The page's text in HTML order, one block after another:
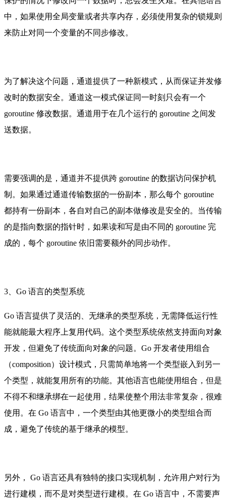
中，如果使用全局变量或者共享内存，必须使用复杂的锁规则
来防止对同一个变量的不同步修改。
为了解决这个问题，通道提供了一种新模式，从而保证并发修
改时的数据安全。通道这一模式保证同一时刻只会有一个
goroutine 修改数据。通道用于在几个运行的 goroutine 之间发
送数据。
需要强调的是，通道并不提供跨 goroutine 的数据访问保护机
制。如果通过通道传输数据的一份副本，那么每个 goroutine
都持有一份副本，各自对自己的副本做修改是安全的。当传输
的是指向数据的指针时，如果读和写是由不同的 goroutine 完
成的，每个 goroutine 依旧需要额外的同步动作。
3、Go 语言的类型系统
Go 语言提供了灵活的、无继承的类型系统，无需降低运行性
能就能最大程序上复用代码。这个类型系统依然支持面向对象
开发，但避免了传统面向对象的问题。Go 开发者使用组合
（composition）设计模式，只需简单地将一个类型嵌入到另一
个类型，就能复用所有的功能。其他语言也能使用组合，但是
不得不和继承绑在一起使用，结果使整个用法非常复杂，很难
使用。在 Go 语言中，一个类型由其他更微小的类型组合而
成，避免了传统的基于继承的模型。
另外， Go 语言还具有独特的接口实现机制，允许用户对行为
进行建模，而不是对类型进行建模。在 Go 语言中，不需要声